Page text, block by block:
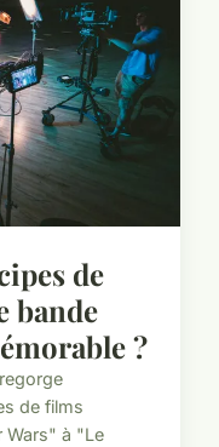
de
bande
?
de films
Wars" à "Le